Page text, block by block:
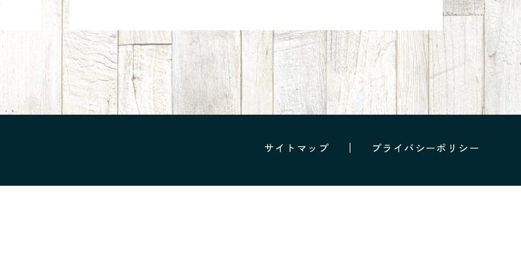
サイトマップ プライバシーポリシー